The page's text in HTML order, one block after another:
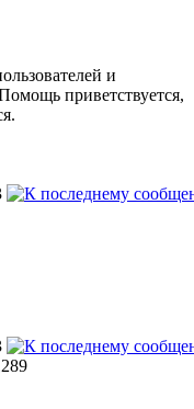
и
приветствуется,